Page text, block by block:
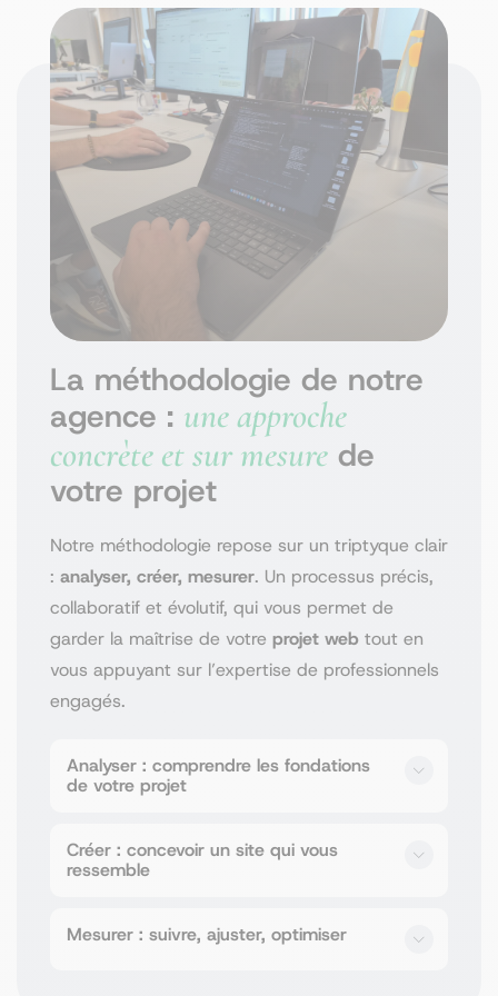
La méthodologie de notre
agence : une approche
concrète et sur mesure de
votre projet
Notre méthodologie repose sur un triptyque clair
: analyser, créer, mesurer. Un processus précis,
collaboratif et évolutif, qui vous permet de
garder la maîtrise de votre projet web tout en
vous appuyant sur l’expertise de professionnels
engagés.
Analyser : comprendre les fondations
de votre projet
Chez Poush,
notre méthodologie commence
toujours par une phase d’analyse approfondie
parfaite compréhension de votreentreprise ,
Créer : concevoir un site qui vous
ressemble
Une fois les fondations posées,
Mesurer : suivre, ajuster, optimiser